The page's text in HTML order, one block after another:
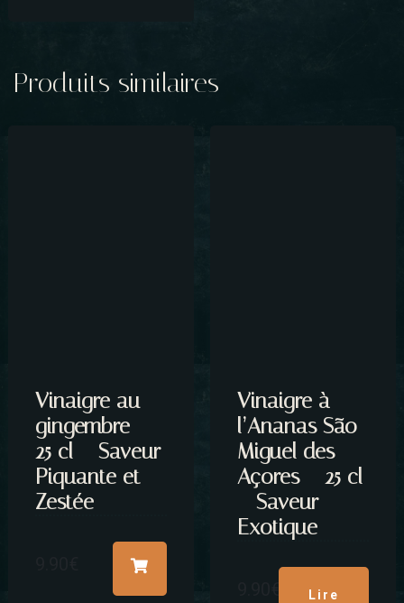
Produits similaires
Vinaigre au
gingembre –
25 cl – Saveur
Piquante et
Zestée
Vinaigre à
l’Ananas São
Miguel des
Açores – 25 cl
– Saveur
Exotique
Lire